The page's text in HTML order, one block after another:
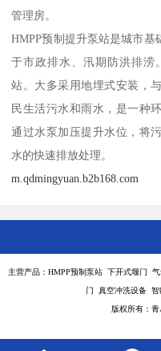
管理房。
HMPP预制提升泵站是城市
于市政排水、汛期防洪排涝
站。大多采用地埋式安装，
民生活污水和雨水，是一种
通过水泵加压提升水位，将
水的快速排放处理。
m.qdmingyuan.b2b168.com
主营产品：HMPP预制泵站 下开式堰门
门 真空冲洗设备 智
版权所有：青